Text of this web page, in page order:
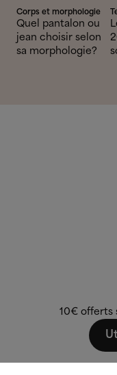
Corps et morphologie
Quel pantalon ou
jean choisir selon
sa morphologie?
10€ offerts